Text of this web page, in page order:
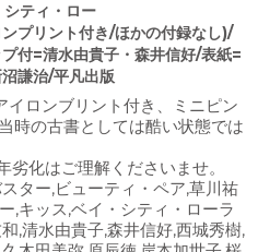
ティ・ロー
プリント付き/ほかの付録なし)/
付=清水由貴子・森井信好/表紙=
謙治/平凡出版
イロンブリント付き、ミニピン
時の古書としては酷い状態では
化はご理解くださいませ。
ター,ビューティ・ペア,草川祐
,キッス,ベイ・シティ・ローラ
,清水由貴子,森井信好,西城秀樹,